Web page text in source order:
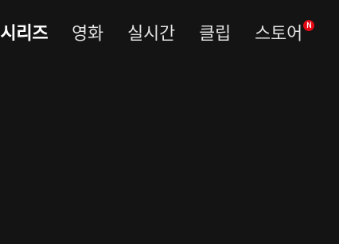
시리즈 영화 실시간 클립 스토어 N